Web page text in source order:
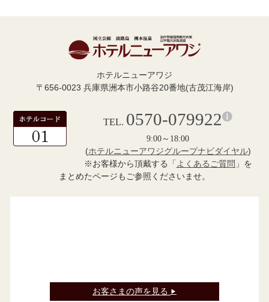
ホテルニューアワジ
〒656-0023 兵庫県洲本市小路谷20番地(古茂江海岸)
TEL. 0570-079922
9:00～18:00
(ホテルニューアワジグループナビダイヤル)
※お客様から頂戴する「 よくあるご質問 」を
まとめたページもご参照くださいませ。
お客さまの声を見る ▶